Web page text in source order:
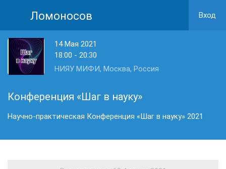
Ломоносов Вход
14 Мая 2021
18:00 - 20:30
НИЯУ МИФИ, Москва, Россия
Конференция «Шаг в науку»
Научно-практическая Конференция «Шаг в науку» 2021